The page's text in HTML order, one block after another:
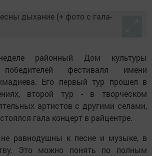
районный Дом культуры
победителей фестиваля имени
Его первый тур прошел в
второй тур - в творческом
артистов с другими селами,
гала концерт в райцентре.
равнодушны к песне и музыке, в
Это можно понять по полным